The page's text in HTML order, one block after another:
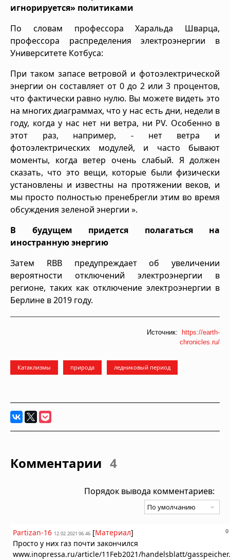
игнорируется» политиками
По словам профессора Харальда Шварца,
профессора распределения электроэнергии в
Университете Котбуса:
При таком запасе ветровой и фотоэлектрической
энергии он составляет от 0 до 2 или 3 процентов,
что фактически равно нулю. Вы можете видеть это
на многих диаграммах, что у нас есть дни, недели в
году, когда у нас нет ни ветра, ни PV. Особенно в
этот раз, например, - нет ветра и
фотоэлектрических модулей, и часто бывают
моменты, когда ветер очень слабый. Я должен
сказать, что это вещи, которые были физически
установлены и известны на протяжении веков, и
мы просто полностью пренебрегли этим во время
обсуждения зеленой энергии ».
В будущем придется полагаться на
иностранную энергию
Затем RBB предупреждает об увеличении
вероятности отключений электроэнергии в
регионе, таких как отключение электроэнергии в
Берлине в 2019 году.
Источник: https://earth-
chronicles.ru/
Катаклизмы природа ледниковый период
Комментарии 4
Порядок вывода комментариев:
0
Partizan-16 12.02.2021 06:46 [Материал]
Просто у них газ почти закончился
www.inopressa.ru/article/11Feb2021/handelsblatt/